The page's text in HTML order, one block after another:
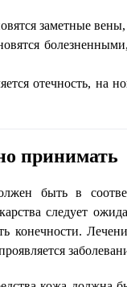
заметные
отечность, на
принимать
быть в
следует
конечности.